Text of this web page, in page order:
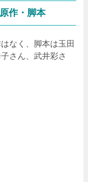
作・脚本
なく、脚本は玉田
さん、武井彩さ